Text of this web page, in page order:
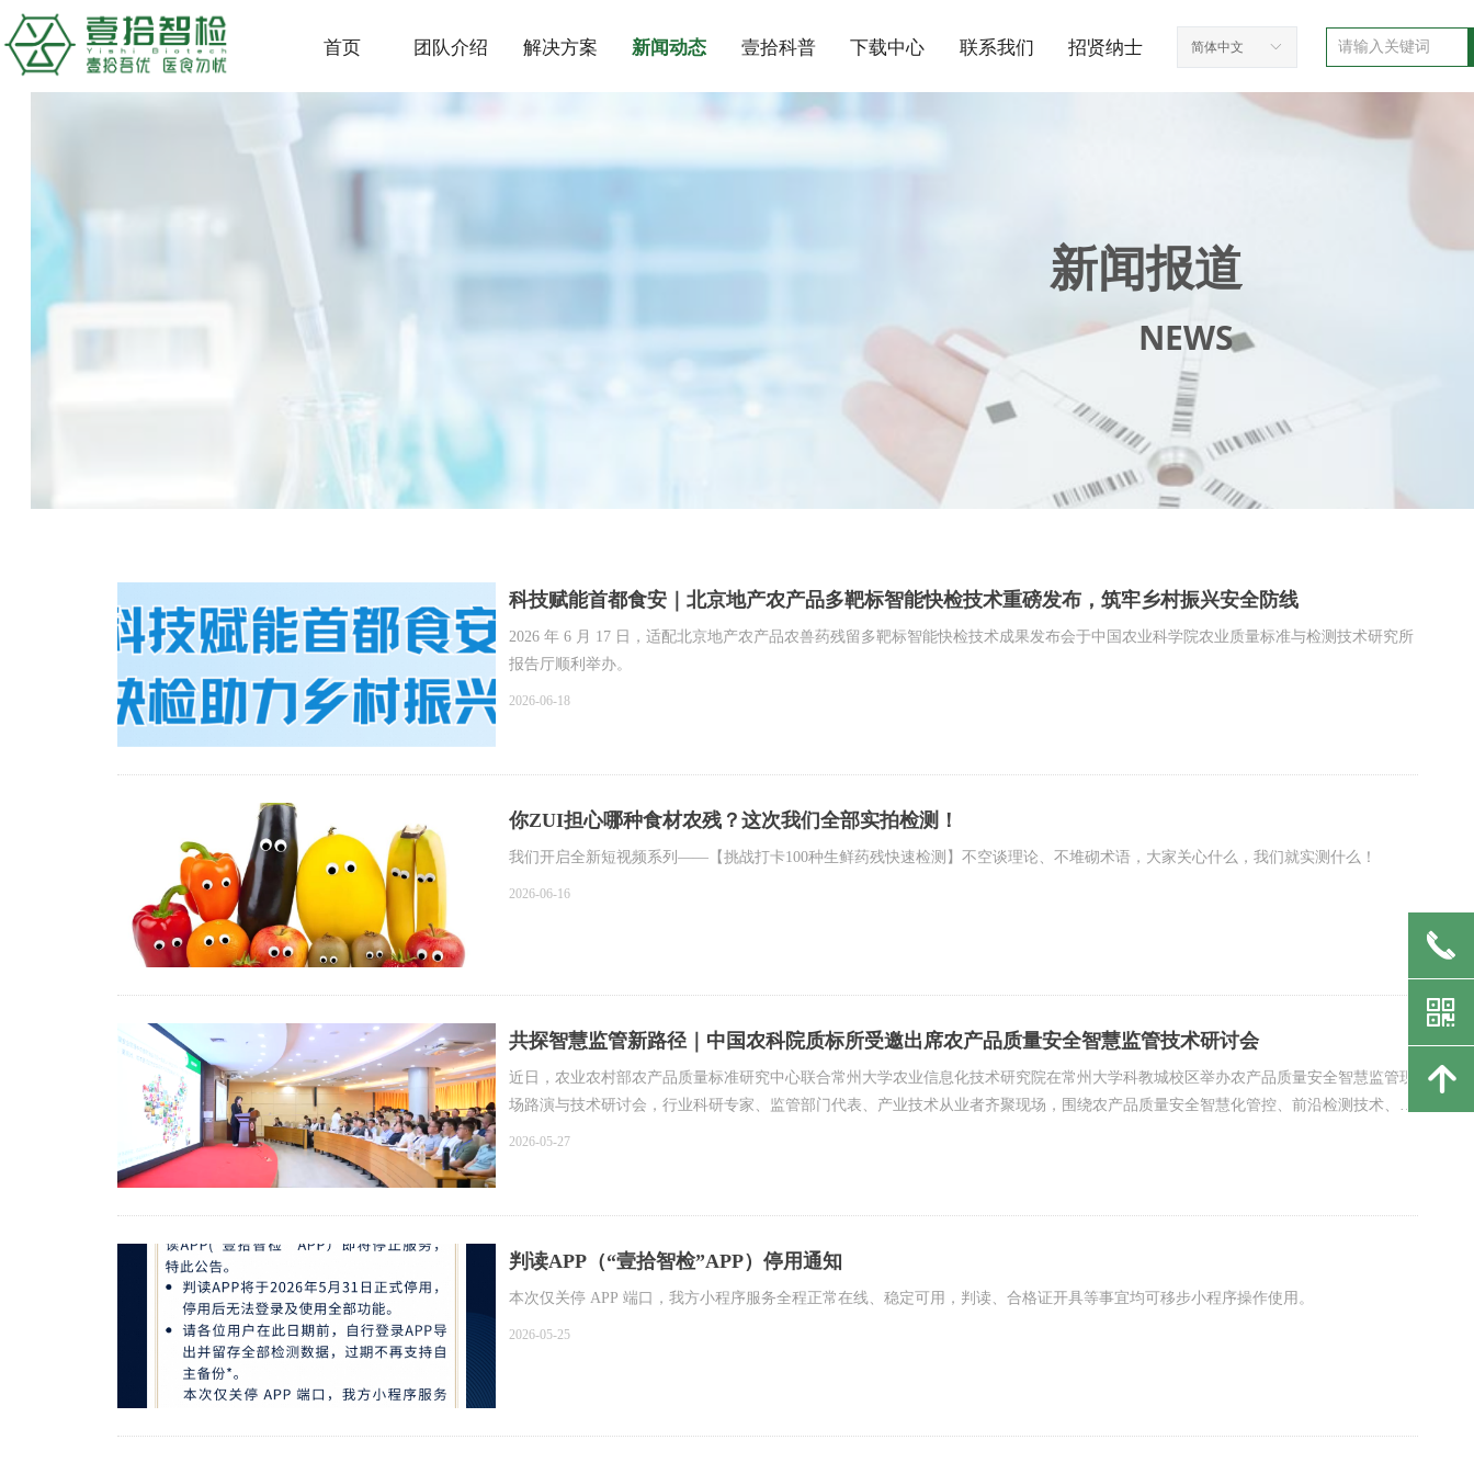
首页 团队介绍 解决方案 新闻动态 壹拾科普 下载中心 联系我们 招贤纳士 ꀅ
简体中文
科技赋能首都食安｜北京地产农产品多靶标智能快检技术重磅发布，筑牢乡村振兴安全防线
2026 年 6 月 17 日，适配北京地产农产品农兽药残留多靶标智能快检技术成果发布会于中国农业科学院农业质量标准与检测技术研究所
报告厅顺利举办。
2026-06-18
你ZUI担心哪种食材农残？这次我们全部实拍检测！
我们开启全新短视频系列——【挑战打卡100种生鲜药残快速检测】不空谈理论、不堆砌术语，大家关心什么，我们就实测什么！
2026-06-16
共探智慧监管新路径｜中国农科院质标所受邀出席农产品质量安全智慧监管技术研讨会
近日，农业农村部农产品质量标准研究中心联合常州大学农业信息化技术研究院在常州大学科教城校区举办农产品质量安全智慧监管现
场路演与技术研讨会，行业科研专家、监管部门代表、产业技术从业者齐聚现场，围绕农产品质量安全智慧化管控、前沿检测技术、行
业标准体系建设展开深度交流研讨。
2026-05-27
判读APP（“壹拾智检”APP）停用通知
本次仅关停 APP 端口，我方小程序服务全程正常在线、稳定可用，判读、合格证开具等事宜均可移步小程序操作使用。
2026-05-25
新闻报道
NEWS
끅
낃
녕